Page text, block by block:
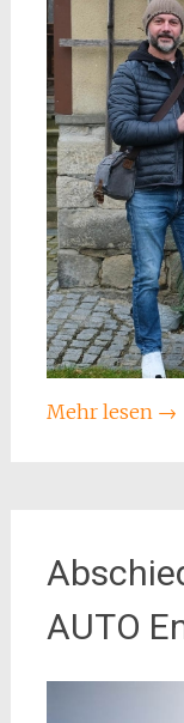
Mehr lesen →
AUTO